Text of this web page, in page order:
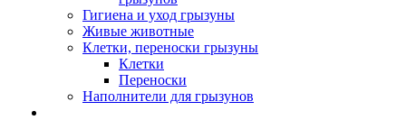
Гигиена и уход грызуны
Живые животные
Клетки, переноски грызуны
Клетки
Переноски
Наполнители для грызунов